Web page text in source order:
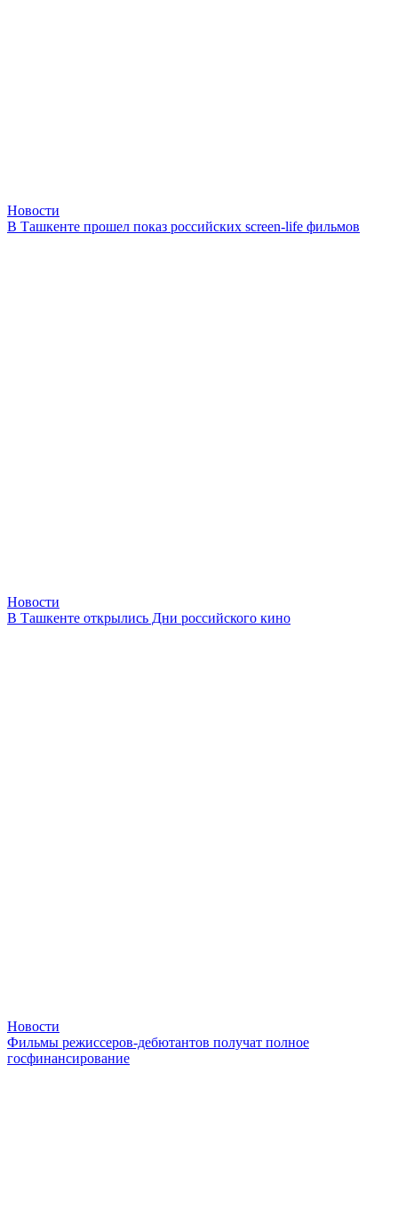
Новости
В Ташкенте прошел показ российских screen-life фильмов
Новости
В Ташкенте открылись Дни российского кино
Новости
Фильмы режиссеров-дебютантов получат полное
госфинансирование